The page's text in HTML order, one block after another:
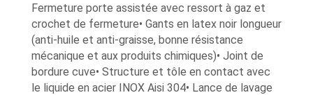
Fermeture porte assistée avec ressort à gaz et
crochet de fermeture• Gants en latex noir longueur
(anti-huile et anti-graisse, bonne résistance
mécanique et aux produits chimiques)• Joint de
bordure cuve• Structure et tôle en contact avec
le liquide en acier INOX Aisi 304• Lance de lavage